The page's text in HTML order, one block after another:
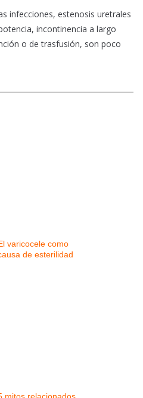
infecciones, estenosis uretrales
incontinencia a largo
o de trasfusión, son poco
varicocele como
de esterilidad